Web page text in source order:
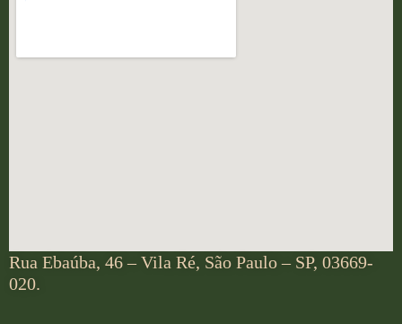
Rua Ebaúba, 46 – Vila Ré, São Paulo – SP, 03669-
020.